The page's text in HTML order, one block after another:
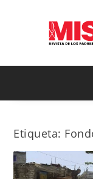
Etiqueta: